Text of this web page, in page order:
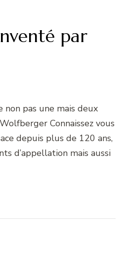
par
non pas une mais deux
Connaissez vous
depuis plus de 120 ans,
d’appellation mais aussi